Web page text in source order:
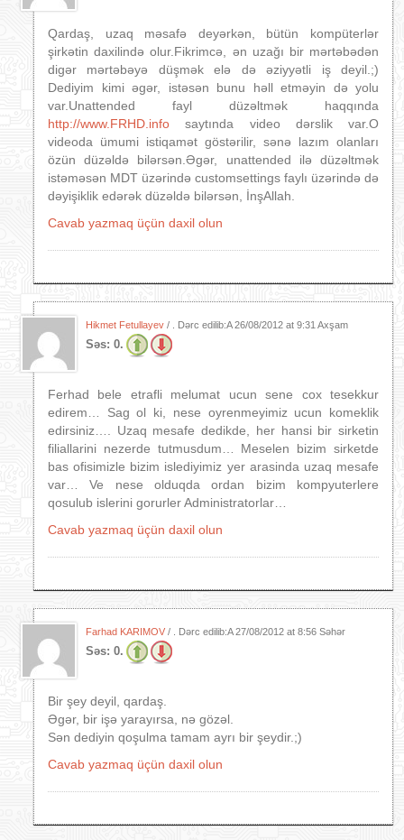
Qardaş, uzaq məsafə deyərkən, bütün kompüterlər
şirkətin daxilində olur.Fikrimcə, ən uzağı bir mərtəbədən
digər mərtəbəyə düşmək elə də əziyyətli iş deyil.;)
Dediyim kimi əgər, istəsən bunu həll etməyin də yolu
var.Unattended fayl düzəltmək haqqında
http://www.FRHD.info saytında video dərslik var.O
videoda ümumi istiqamət göstərilir, sənə lazım olanları
özün düzəldə bilərsən.Əgər, unattended ilə düzəltmək
istəməsən MDT üzərində customsettings faylı üzərində də
dəyişiklik edərək düzəldə bilərsən, İnşAllah.
Cavab yazmaq üçün daxil olun
Hikmet Fetullayev / . Dərc edilib:A26/08/2012 at 9:31 Axşam
Səs: 0.
Ferhad bele etrafli melumat ucun sene cox tesekkur
edirem… Sag ol ki, nese oyrenmeyimiz ucun komeklik
edirsiniz…. Uzaq mesafe dedikde, her hansi bir sirketin
filiallarini nezerde tutmusdum… Meselen bizim sirketde
bas ofisimizle bizim islediyimiz yer arasinda uzaq mesafe
var… Ve nese olduqda ordan bizim kompyuterlere
qosulub islerini gorurler Administratorlar…
Cavab yazmaq üçün daxil olun
Farhad KARIMOV / . Dərc edilib:A27/08/2012 at 8:56 Səhər
Səs: 0.
Bir şey deyil, qardaş.
Əgər, bir işə yarayırsa, nə gözəl.
Sən dediyin qoşulma tamam ayrı bir şeydir.;)
Cavab yazmaq üçün daxil olun